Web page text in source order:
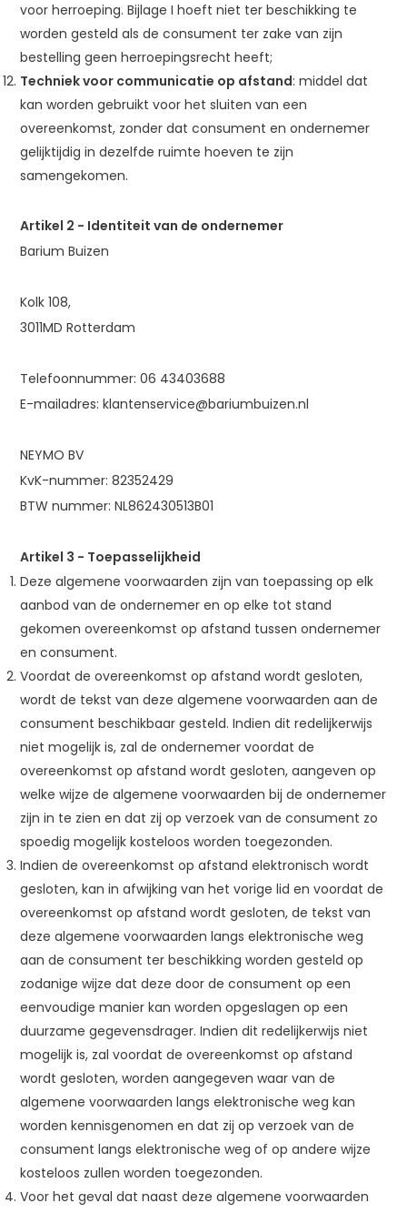
voor herroeping. Bijlage I hoeft niet ter beschikking te
worden gesteld als de consument ter zake van zijn
bestelling geen herroepingsrecht heeft;
Techniek voor communicatie op afstand: middel dat
kan worden gebruikt voor het sluiten van een
overeenkomst, zonder dat consument en ondernemer
gelijktijdig in dezelfde ruimte hoeven te zijn
samengekomen.
Artikel 2 - Identiteit van de ondernemer
Barium Buizen
Kolk 108,
3011MD Rotterdam
Telefoonnummer: 06 43403688
E-mailadres:klantenservice@bariumbuizen.nl
NEYMO BV
KvK-nummer: 82352429
BTW nummer: NL862430513B01
Artikel 3 - Toepasselijkheid
Deze algemene voorwaarden zijn van toepassing op elk
aanbod van de ondernemer en op elke tot stand
gekomen overeenkomst op afstand tussen ondernemer
en consument.
Voordat de overeenkomst op afstand wordt gesloten,
wordt de tekst van deze algemene voorwaarden aan de
consument beschikbaar gesteld. Indien dit redelijkerwijs
niet mogelijk is, zal de ondernemer voordat de
overeenkomst op afstand wordt gesloten, aangeven op
welke wijze de algemene voorwaarden bij de ondernemer
zijn in te zien en dat zij op verzoek van de consument zo
spoedig mogelijk kosteloos worden toegezonden.
Indien de overeenkomst op afstand elektronisch wordt
gesloten, kan in afwijking van het vorige lid en voordat de
overeenkomst op afstand wordt gesloten, de tekst van
deze algemene voorwaarden langs elektronische weg
aan de consument ter beschikking worden gesteld op
zodanige wijze dat deze door de consument op een
eenvoudige manier kan worden opgeslagen op een
duurzame gegevensdrager. Indien dit redelijkerwijs niet
mogelijk is, zal voordat de overeenkomst op afstand
wordt gesloten, worden aangegeven waar van de
algemene voorwaarden langs elektronische weg kan
worden kennisgenomen en dat zij op verzoek van de
consument langs elektronische weg of op andere wijze
kosteloos zullen worden toegezonden.
Voor het geval dat naast deze algemene voorwaarden